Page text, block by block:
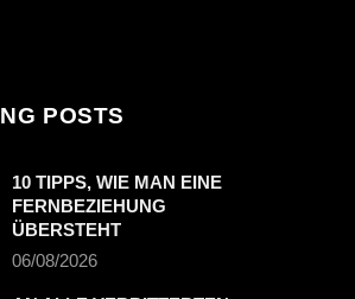
POSTS
10 TIPPS, WIE MAN EINE
FERNBEZIEHUNG
ÜBERSTEHT
06/08/2026